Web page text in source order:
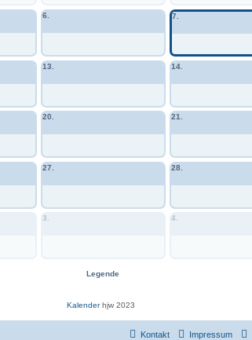
6. 7.
13. 14.
20. 21.
27. 28.
3. 4.
Legende
Kalenderhjw 2023
Impressum
Kontakt